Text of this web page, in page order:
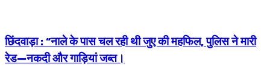
छिंदवाड़ा : “नाले के पास चल रही थी जुए की महफिल, पुलिस ने मारी
रेड—नकदी और गाड़ियां जब्त।